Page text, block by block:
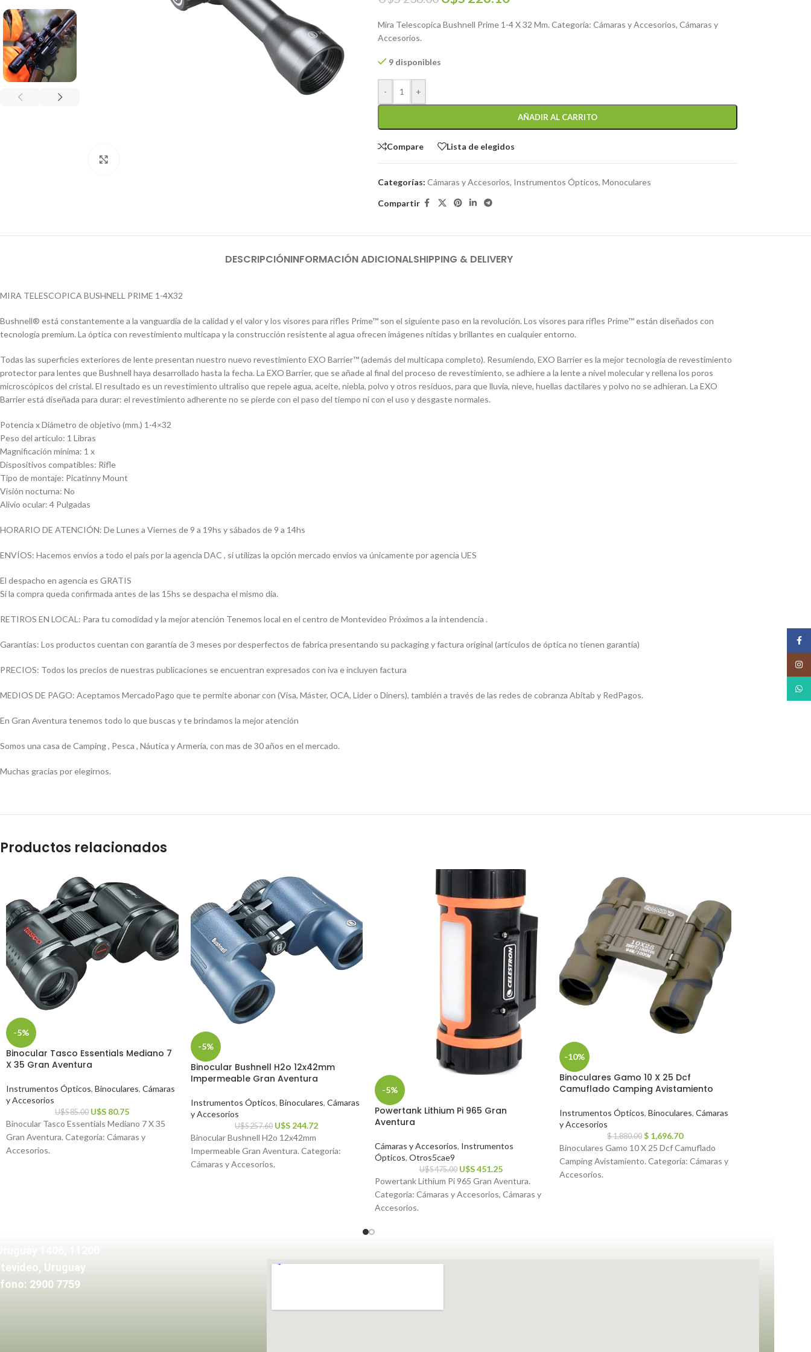
Mira Telescopica Bushnell Prime 1-4 X 32 Mm. Categoría: Cámaras y Accesorios, Cámaras y
Accesorios.
9 disponibles
- +
AÑADIR AL CARRITO
Compare Lista de elegidos
Categorías: Cámaras y Accesorios, Instrumentos Ópticos, Monoculares
Compartir
DESCRIPCIÓNINFORMACIÓN ADICIONALSHIPPING & DELIVERY
MIRA TELESCOPICA BUSHNELL PRIME 1-4X32
Bushnell® está constantemente a la vanguardia de la calidad y el valor y los visores para rifles Prime™ son el siguiente paso en la revolución. Los visores para rifles Prime™ están diseñados con
tecnología premium. La óptica con revestimiento multicapa y la construcción resistente al agua ofrecen imágenes nítidas y brillantes en cualquier entorno.
Todas las superficies exteriores de lente presentan nuestro nuevo revestimiento EXO Barrier™ (además del multicapa completo). Resumiendo, EXO Barrier es la mejor tecnología de revestimiento
protector para lentes que Bushnell haya desarrollado hasta la fecha. La EXO Barrier, que se añade al final del proceso de revestimiento, se adhiere a la lente a nivel molecular y rellena los poros
microscópicos del cristal. El resultado es un revestimiento ultraliso que repele agua, aceite, niebla, polvo y otros residuos, para que lluvia, nieve, huellas dactilares y polvo no se adhieran. La EXO
Barrier está diseñada para durar: el revestimiento adherente no se pierde con el paso del tiempo ni con el uso y desgaste normales.
Potencia x Diámetro de objetivo (mm.) 1-4×32
Peso del artículo: 1 Libras
Magnificación mínima: 1 x
Dispositivos compatibles: Rifle
Tipo de montaje: Picatinny Mount
Visión nocturna: No
Alivio ocular: 4 Pulgadas
HORARIO DE ATENCIÓN: De Lunes a Viernes de 9 a 19hs y sábados de 9 a 14hs
ENVÍOS: Hacemos envíos a todo el país por la agencia DAC , si utilizas la opción mercado envíos va únicamente por agencia UES
El despacho en agencia es GRATIS
Si la compra queda confirmada antes de las 15hs se despacha el mismo día.
RETIROS EN LOCAL: Para tu comodidad y la mejor atención Tenemos local en el centro de Montevideo Próximos a la intendencia .
Garantías: Los productos cuentan con garantía de 3 meses por desperfectos de fabrica presentando su packaging y factura original (artículos de óptica no tienen garantía)
PRECIOS: Todos los precios de nuestras publicaciones se encuentran expresados con iva e incluyen factura
MEDIOS DE PAGO: Aceptamos MercadoPago que te permite abonar con (Visa, Máster, OCA, Lider o Diners), también a través de las redes de cobranza Abitab y RedPagos.
En Gran Aventura tenemos todo lo que buscas y te brindamos la mejor atención
Somos una casa de Camping , Pesca , Náutica y Armería, con mas de 30 años en el mercado.
Muchas gracias por elegirnos.
Productos relacionados
-5%
Binocular Tasco Essentials Mediano 7
X 35 Gran Aventura
Instrumentos Ópticos, Binoculares, Cámaras
y Accesorios
U$S85.00 U$S 80.75
Binocular Tasco Essentials Mediano 7 X 35
Gran Aventura. Categoría: Cámaras y
Accesorios.
-5%
Binocular Bushnell H2o 12x42mm
Impermeable Gran Aventura
Instrumentos Ópticos, Binoculares, Cámaras
y Accesorios
U$S257.60 U$S 244.72
Binocular Bushnell H2o 12x42mm
Impermeable Gran Aventura. Categoría:
Cámaras y Accesorios.
-5%
Powertank Lithium Pi 965 Gran
Aventura
Cámaras y Accesorios, Instrumentos
Ópticos, Otros5cae9
U$S475.00 U$S451.25
Powertank Lithium Pi 965 Gran Aventura.
Categoría: Cámaras y Accesorios, Cámaras y
Accesorios.
-10%
Binoculares Gamo 10 X 25 Dcf
Camuflado Camping Avistamiento
Instrumentos Ópticos, Binoculares, Cámaras
y Accesorios
$1,880.00 $ 1,696.70
Binoculares Gamo 10 X 25 Dcf Camuflado
Camping Avistamiento. Categoría: Cámaras y
Accesorios.
Uruguay
2900 7759